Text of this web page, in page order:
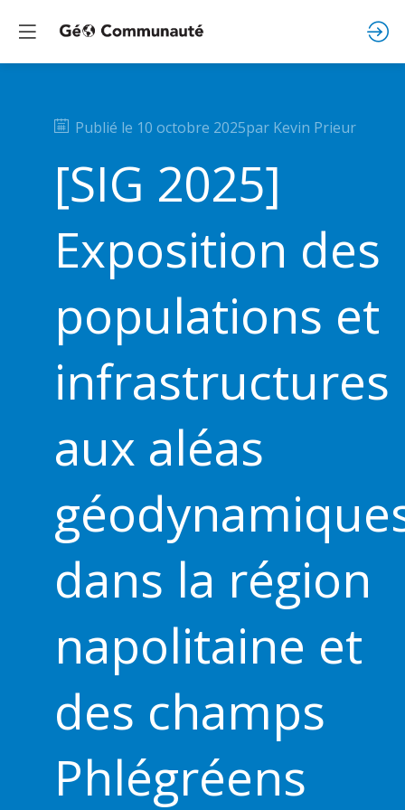
Publié le 10 octobre 2025par Kevin Prieur
[SIG 2025]
Exposition des
populations et
infrastructures
aux aléas
dans la région
napolitaine et
des champs
Phlégréens